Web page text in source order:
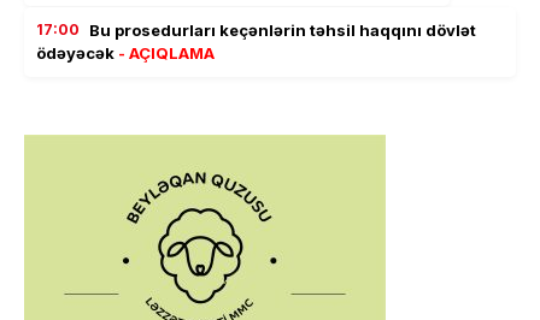
17:00
Bu prosedurları keçənlərin təhsil haqqını dövlət
ödəyəcək - AÇIQLAMA